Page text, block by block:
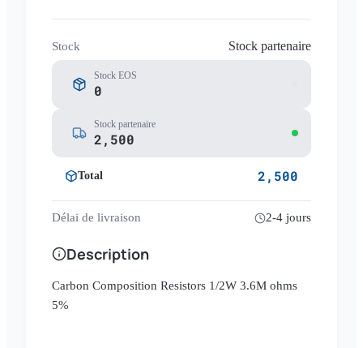
Stock Stock partenaire
Stock EOS
0
Stock partenaire
2,500
Total 2,500
Délai de livraison 2-4 jours
Description
Carbon Composition Resistors 1/2W 3.6M ohms
5%